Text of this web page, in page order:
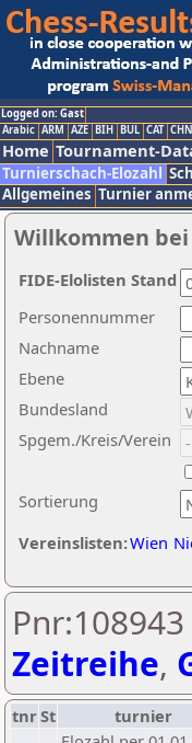
Logged on: Gast
Arabic ARM AZE BIH BUL CAT CHN
Home Tournament-
Turnierschach-Elozahl
Allgemeines Turnier
Willkommen bei
Nachname
Ebene
Sortierung
Personennummer
Bundesland
Spgem./Kreis/Verein
Vereinslisten:Wien
FIDE-Elolisten Stand
Zeitreihe,
tnrSt turnier